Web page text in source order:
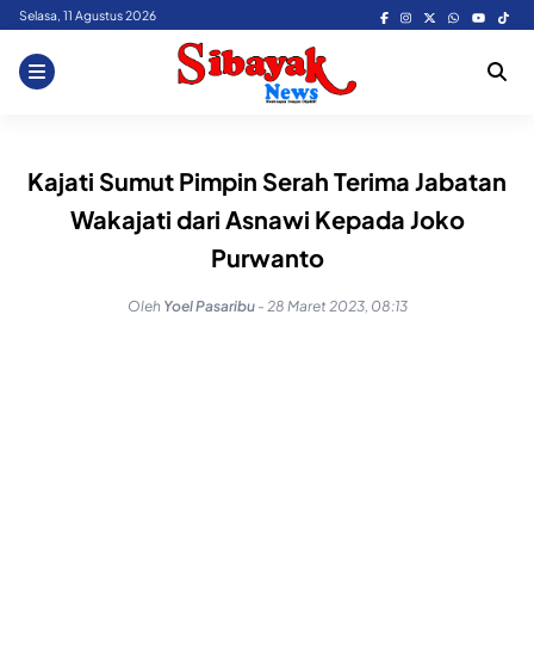
Skip
content
Selasa, 11 Agustus 2026
Kajati Sumut Pimpin Serah Terima Jabatan
Wakajati dari Asnawi Kepada Joko
Purwanto
Oleh Yoel Pasaribu - 28 Maret 2023, 08:13